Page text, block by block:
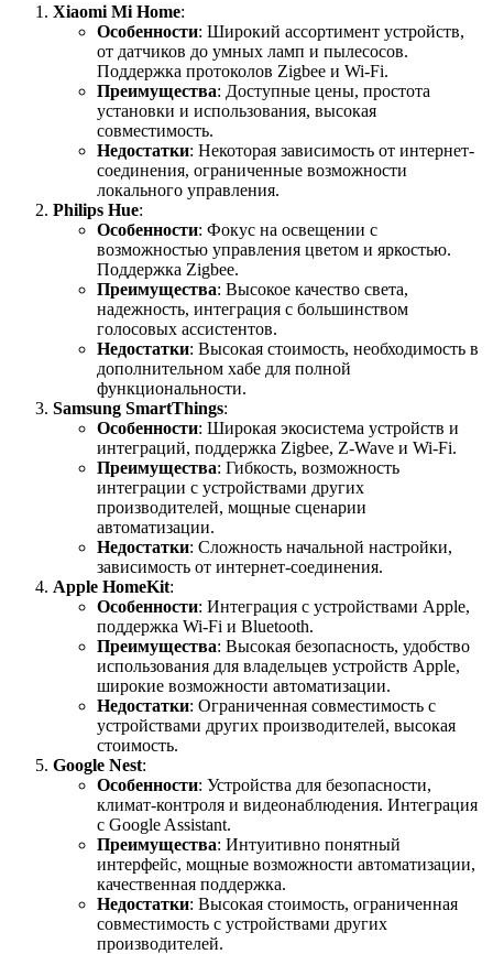
Xiaomi Mi Home:
Особенности: Широкий ассортимент устройств,
от датчиков до умных ламп и пылесосов.
Поддержка протоколов Zigbee и Wi-Fi.
Преимущества: Доступные цены, простота
установки и использования, высокая
совместимость.
Недостатки: Некоторая зависимость от интернет-
соединения, ограниченные возможности
локального управления.
Philips Hue:
Особенности: Фокус на освещении с
возможностью управления цветом и яркостью.
Поддержка Zigbee.
Преимущества: Высокое качество света,
надежность, интеграция с большинством
голосовых ассистентов.
Недостатки: Высокая стоимость, необходимость в
дополнительном хабе для полной
функциональности.
Samsung SmartThings:
Особенности: Широкая экосистема устройств и
интеграций, поддержка Zigbee, Z-Wave и Wi-Fi.
Преимущества: Гибкость, возможность
интеграции с устройствами других
производителей, мощные сценарии
автоматизации.
Недостатки: Сложность начальной настройки,
зависимость от интернет-соединения.
Apple HomeKit:
Особенности: Интеграция с устройствами Apple,
поддержка Wi-Fi и Bluetooth.
Преимущества: Высокая безопасность, удобство
использования для владельцев устройств Apple,
широкие возможности автоматизации.
Недостатки: Ограниченная совместимость с
устройствами других производителей, высокая
стоимость.
Google Nest:
Особенности: Устройства для безопасности,
климат-контроля и видеонаблюдения. Интеграция
с Google Assistant.
Преимущества: Интуитивно понятный
интерфейс, мощные возможности автоматизации,
качественная поддержка.
Недостатки: Высокая стоимость, ограниченная
совместимость с устройствами других
производителей.